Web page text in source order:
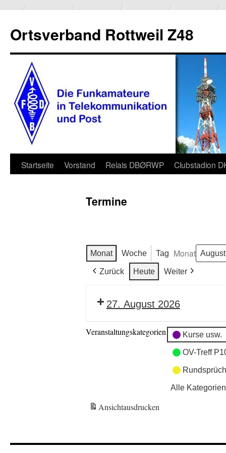
Ortsverband Rottweil Z48
Zum
Startseite Vorstand Relais DBØRWP Clubstadion
Termine
Monat Woche Tag Monat
Zurück Heute Weiter
27. August 2026
Veranstaltungskategorien Kurse usw.
OV-Treff
Alle Kategorien
Ansichtausdrucken